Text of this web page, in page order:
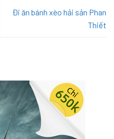
Đi ăn bánh xèo hải sản Phan
Thiết